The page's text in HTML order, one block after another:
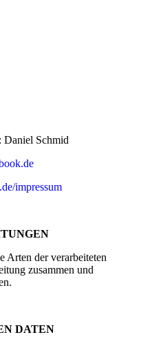
: Daniel Schmid
impressum
Arten der verarbeiteten
zusammen und
DATEN